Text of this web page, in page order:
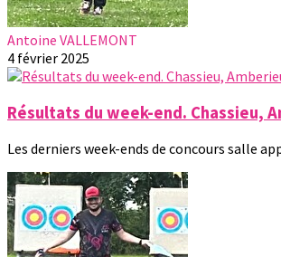
Antoine VALLEMONT
4 février 2025
Résultats du week-end. Chassieu,
Les derniers week-ends de concours salle